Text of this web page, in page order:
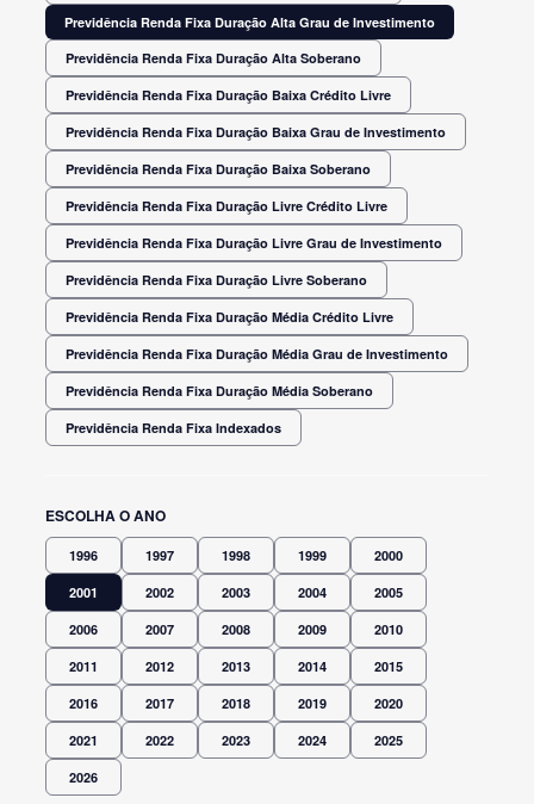
Previdência Renda Fixa Duração Alta Grau de Investimento
Previdência Renda Fixa Duração Alta Soberano
Previdência Renda Fixa Duração Baixa Crédito Livre
Previdência Renda Fixa Duração Baixa Grau de Investimento
Previdência Renda Fixa Duração Baixa Soberano
Previdência Renda Fixa Duração Livre Crédito Livre
Previdência Renda Fixa Duração Livre Grau de Investimento
Previdência Renda Fixa Duração Livre Soberano
Previdência Renda Fixa Duração Média Crédito Livre
Previdência Renda Fixa Duração Média Grau de Investimento
Previdência Renda Fixa Duração Média Soberano
Previdência Renda Fixa Indexados
ESCOLHA O ANO
1996 1997 1998 1999 2000
2001 2002 2003 2004 2005
2006 2007 2008 2009 2010
2011 2012 2013 2014 2015
2016 2017 2018 2019 2020
2021 2022 2023 2024 2025
2026